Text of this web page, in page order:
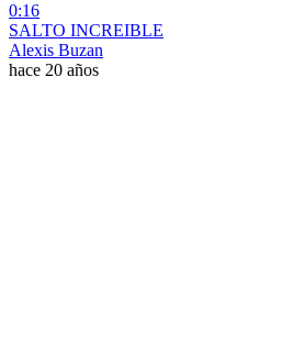
0:16
SALTO INCREIBLE
Alexis Buzan
hace 20 años